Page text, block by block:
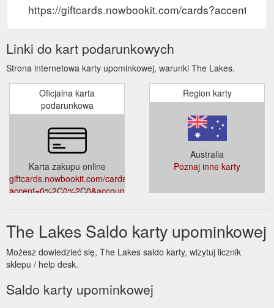
https://giftcards.nowbookit.com/
Linki do kart podarunkowych
Strona internetowa karty upominkowej, warunki The Lakes.
Oficjalna karta
podarunkowa
Karta zakupu online
giftcards.nowbookit.com/cards?
accent=0%2C0%2C0&accountid=90c353e5-
Region karty
Australia
Poznaj inne karty
The Lakes Saldo karty upominkowej
Możesz dowiedzieć się, The Lakes saldo karty, wizytuj licznik
sklepu / help desk.
Saldo karty upominkowej